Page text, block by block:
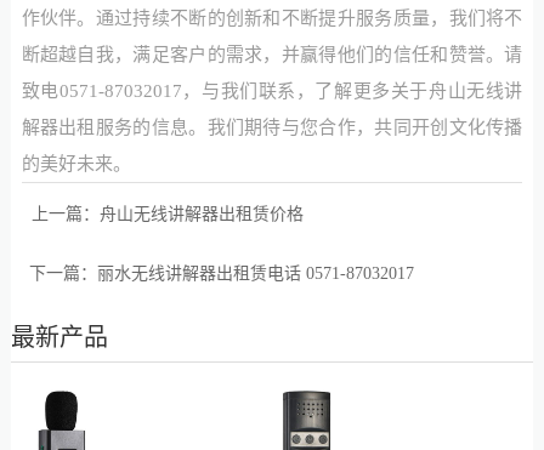
作伙伴。通过持续不断的创新和不断提升服务质量，我们将不
断超越自我，满足客户的需求，并赢得他们的信任和赞誉。请
致电0571-87032017，与我们联系，了解更多关于舟山无线讲
解器出租服务的信息。我们期待与您合作，共同开创文化传播
的美好未来。
上一篇： 舟山无线讲解器出租赁价格
下一篇： 丽水无线讲解器出租赁电话 0571-87032017
最新产品